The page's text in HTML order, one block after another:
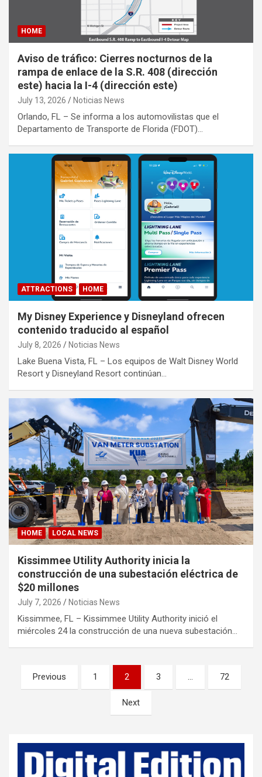
HOME
Aviso de tráfico: Cierres nocturnos de la
rampa de enlace de la S.R. 408 (dirección
este) hacia la I-4 (dirección este)
July 13, 2026 Noticias News
Orlando, FL – Se informa a los automovilistas que el
Departamento de Transporte de Florida (FDOT)…
ATTRACTIONS HOME
My Disney Experience y Disneyland ofrecen
contenido traducido al español
July 8, 2026 Noticias News
Lake Buena Vista, FL – Los equipos de Walt Disney World
Resort y Disneyland Resort continúan…
HOME LOCAL NEWS
Kissimmee Utility Authority inicia la
construcción de una subestación eléctrica de
$20 millones
July 7, 2026 Noticias News
Kissimmee, FL – Kissimmee Utility Authority inició el
miércoles 24 la construcción de una nueva subestación…
Previous 1 2 3 … 72
Next